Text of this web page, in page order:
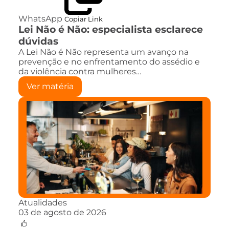
WhatsApp Copiar Link
Lei Não é Não: especialista esclarece
dúvidas
A Lei Não é Não representa um avanço na
prevenção e no enfrentamento do assédio e
da violência contra mulheres…
Ver matéria
Atualidades
03 de agosto de 2026